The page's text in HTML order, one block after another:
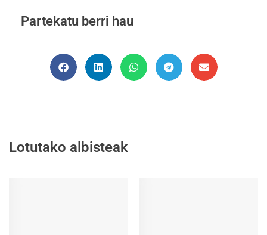
Partekatu berri hau
Lotutako albisteak